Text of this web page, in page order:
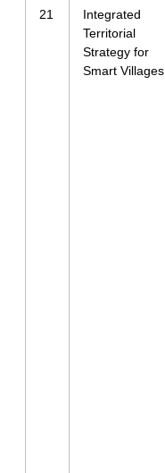
21
Integrated
Territorial
Strategy for
Smart Villages